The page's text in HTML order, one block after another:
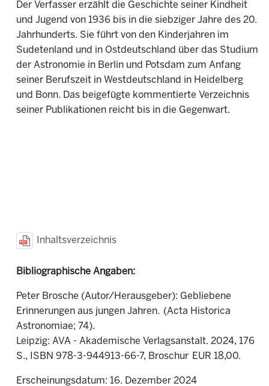
Der Verfasser erzählt die Geschichte seiner Kindheit
und Jugend von 1936 bis in die siebziger Jahre des 20.
Jahrhunderts. Sie führt von den Kinderjahren im
Sudetenland und in Ostdeutschland über das Studium
der Astronomie in Berlin und Potsdam zum Anfang
seiner Berufszeit in Westdeutschland in Heidelberg
und Bonn. Das beigefügte kommentierte Verzeichnis
seiner Publikationen reicht bis in die Gegenwart.
Inhaltsverzeichnis
Bibliographische Angaben:
Peter Brosche (Autor/Herausgeber): Gebliebene
Erinnerungen aus jungen Jahren. (Acta Historica
Astronomiae; 74).
Leipzig: AVA - Akademische Verlagsanstalt. 2024, 176
S., ISBN 978-3-944913-66-7, Broschur EUR 18,00.
Erscheinungsdatum: 16. Dezember 2024